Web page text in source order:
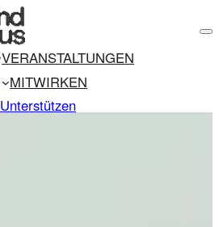
M
VERANSTALTUNGEN
MITWIRKEN
Unterstützen